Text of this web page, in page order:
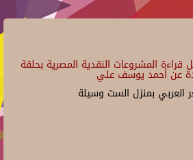
قراءة المشروعات النقدية المصرية بحلقة
عن أحمد يوسف علي
العربي بمنزل الست وسيلة